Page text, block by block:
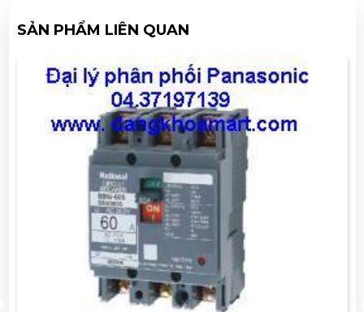
SẢN PHẨM LIÊN QUAN